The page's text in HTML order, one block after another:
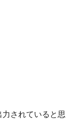
されていると思